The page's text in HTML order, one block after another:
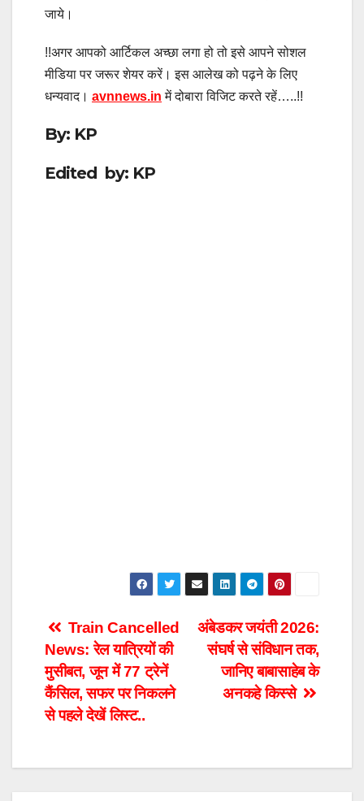
जाये।
!!अगर आपको आर्टिकल अच्छा लगा हो तो इसे आपने सोशल
मीडिया पर जरूर शेयर करें। इस आलेख को पढ़ने के लिए
धन्यवाद। avnnews.in में दोबारा विजिट करते रहें…..!!
By: KP
Edited by: KP
Post
navigation
अंबेडकर जयंती 2026:
संघर्ष से संविधान तक,
जानिए बाबासाहेब के
अनकहे किस्से
Train Cancelled
News: रेल यात्रियों की
मुसीबत, जून में 77 ट्रेनें
कैंसिल, सफर पर निकलने
से पहले देखें लिस्ट..